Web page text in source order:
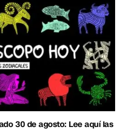
30 de agosto: Lee aquí las